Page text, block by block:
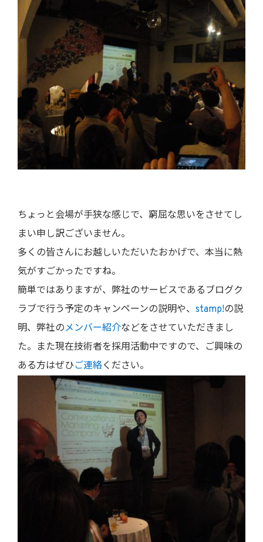
ちょっと会場が手狭な感じで、窮屈な思いをさせてし
まい申し訳ございません。
多くの皆さんにお越しいただいたおかげで、本当に熱
気がすごかったですね。
簡単ではありますが、弊社のサービスであるブログク
ラブで行う予定のキャンペーンの説明や、 stamp!の説
明、弊社のメンバー紹介などをさせていただきまし
た。また現在技術者を採用活動中ですので、ご興味の
ある方はぜひご連絡ください。